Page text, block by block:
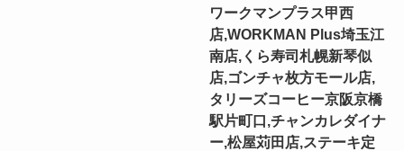
ワークマンプラス甲西
店,WORKMAN Plus埼玉江
南店,くら寿司札幌新琴似
店,ゴンチャ枚方モール店,
タリーズコーヒー京阪京橋
駅片町口,チャンカレダイナ
ー,松屋苅田店,ステーキ定